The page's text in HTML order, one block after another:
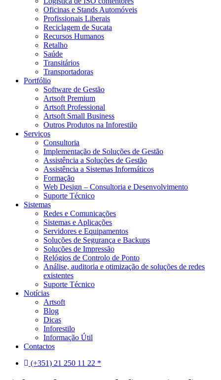
Oficinas e Stands Automóveis
Profissionais Liberais
Reciclagem de Sucata
Recursos Humanos
Retalho
Saúde
Transitários
Transportadoras
Portfólio
Software de Gestão
Artsoft Premium
Artsoft Professional
Artsoft Small Business
Outros Produtos na Inforestilo
Serviços
Consultoria
Implementação de Soluções de Gestão
Assistência a Soluções de Gestão
Assistência a Sistemas Informáticos
Formação
Web Design – Consultoria e Desenvolvimento
Suporte Técnico
Sistemas
Redes e Comunicações
Sistemas e Aplicações
Servidores e Equipamentos
Soluções de Segurança e Backups
Soluções de Impressão
Relógios de Controlo de Ponto
Análise, auditoria e otimização de soluções de redes
existentes
Suporte Técnico
Notícias
Artsoft
Blog
Dicas
Inforestilo
Informação Útil
Contactos
(+351) 21 250 11 22 *